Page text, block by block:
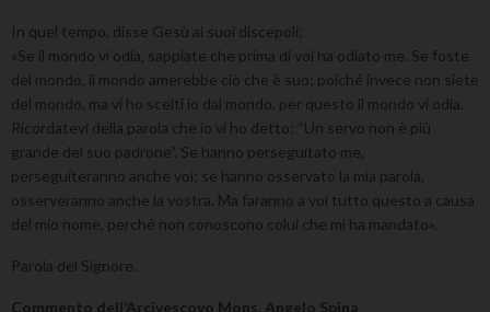
In quel tempo, disse Gesù ai suoi discepoli:
«Se il mondo vi odia, sappiate che prima di voi ha odiato me. Se foste
del mondo, il mondo amerebbe ciò che è suo; poiché invece non siete
del mondo, ma vi ho scelti io dal mondo, per questo il mondo vi odia.
Ricordatevi della parola che io vi ho detto: “Un servo non è più
grande del suo padrone”. Se hanno perseguitato me,
perseguiteranno anche voi; se hanno osservato la mia parola,
osserveranno anche la vostra. Ma faranno a voi tutto questo a causa
del mio nome, perché non conoscono colui che mi ha mandato».
Parola del Signore.
Commento dell’Arcivescovo Mons. Angelo Spina